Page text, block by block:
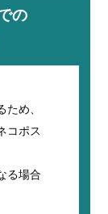
の
め、
コポス
る場合